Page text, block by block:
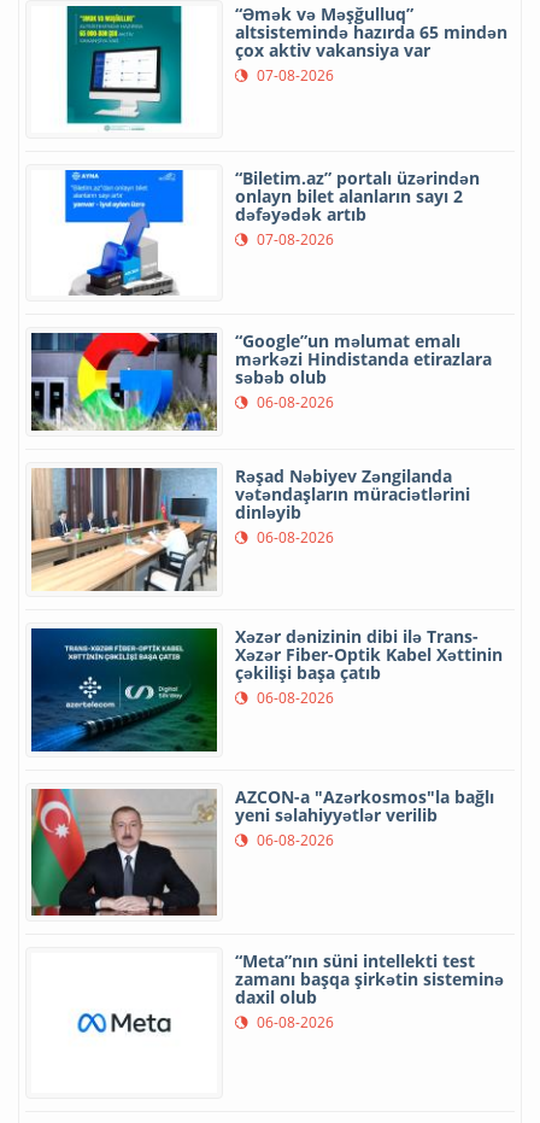
“Əmək və Məşğulluq”
altsistemində hazırda 65 mindən
çox aktiv vakansiya var
07-08-2026
“Biletim.az” portalı üzərindən
onlayn bilet alanların sayı 2
dəfəyədək artıb
07-08-2026
“Google”un məlumat emalı
mərkəzi Hindistanda etirazlara
səbəb olub
06-08-2026
Rəşad Nəbiyev Zəngilanda
vətəndaşların müraciətlərini
dinləyib
06-08-2026
Xəzər dənizinin dibi ilə Trans-
Xəzər Fiber-Optik Kabel Xəttinin
çəkilişi başa çatıb
06-08-2026
AZCON-a "Azərkosmos"la bağlı
yeni səlahiyyətlər verilib
06-08-2026
“Meta”nın süni intellekti test
zamanı başqa şirkətin sisteminə
daxil olub
06-08-2026